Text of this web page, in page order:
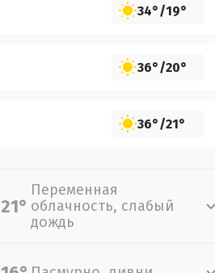
34°/19°
36°/20°
36°/21°
21°
Переменная
облачность, слабый
дождь